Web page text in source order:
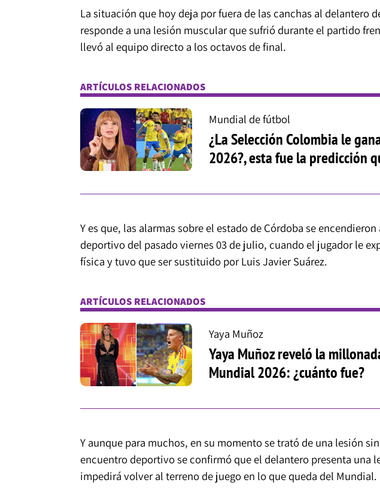
La situación que hoy deja por fuera de las canchas al delantero
responde a una lesión muscular que sufrió durante el partido
llevó al equipo directo a los octavos de final.
ARTÍCULOS RELACIONADOS
Mundial de fútbol
¿La Selección Colombia le
2026?, esta fue la predicción
Y es que, las alarmas sobre el estado de Córdoba se
deportivo del pasado viernes 03 de julio, cuando el jugador le
física y tuvo que ser sustituido por Luis Javier Suárez.
ARTÍCULOS RELACIONADOS
Yaya Muñoz
Yaya Muñoz reveló la
Mundial 2026: ¿cuánto fue?
Y aunque para muchos, en su momento se trató de una lesión
encuentro deportivo se confirmó que el delantero presenta una
impedirá volver al terreno de juego en lo que queda del Mundial.